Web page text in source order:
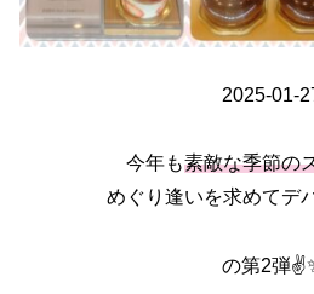
2025-01-
今年も素敵な季節の
めぐり逢いを求めてデ
の第2弾